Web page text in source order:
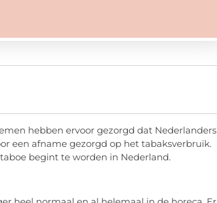
hebben ervoor gezorgd dat Nederlanders
een afname gezorgd op het tabaksverbruik.
begint te worden in Nederland.